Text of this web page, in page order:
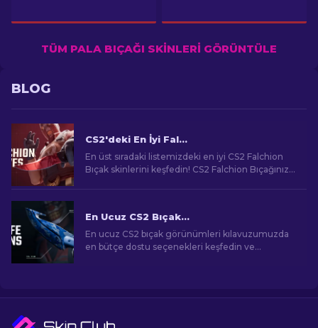
TÜM PALA BIÇAĞI SKINLERI GÖRÜNTÜLE
BLOG
CS2'deki En İyi Falchion Bıçak Skinleri: Sıralı En İyi Liste
En üst sıradaki listemizdeki en iyi CS2 Falchion
Bıçak skinlerini keşfedin! CS2 Falchion Bıçağınız
En Ucuz CS2 Bıçak Görünümleri [2026]
En ucuz CS2 bıçak görünümleri kılavuzumuzda
en bütçe dostu seçenekleri keşfedin ve